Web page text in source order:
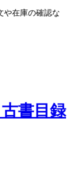
や在庫の確認な